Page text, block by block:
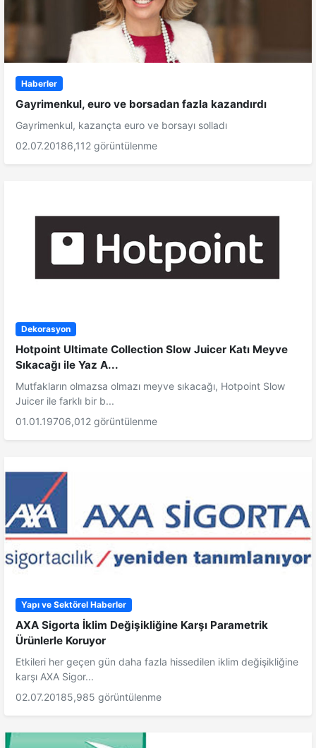
Haberler
Gayrimenkul, euro ve borsadan fazla kazandırdı
Gayrimenkul, kazançta euro ve borsayı solladı
02.07.20186,112 görüntülenme
Dekorasyon
Hotpoint Ultimate Collection Slow Juicer Katı Meyve
Sıkacağı ile Yaz A...
Mutfakların olmazsa olmazı meyve sıkacağı, Hotpoint Slow
Juicer ile farklı bir b...
01.01.19706,012 görüntülenme
Yapı ve Sektörel Haberler
AXA Sigorta İklim Değişikliğine Karşı Parametrik
Ürünlerle Koruyor
Etkileri her geçen gün daha fazla hissedilen iklim değişikliğine
karşı AXA Sigor...
02.07.20185,985 görüntülenme